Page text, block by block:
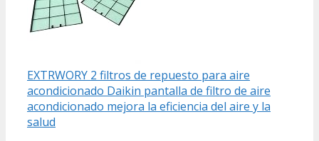
EXTRWORY 2 filtros de repuesto para aire
acondicionado Daikin pantalla de filtro de aire
acondicionado mejora la eficiencia del aire y la
salud